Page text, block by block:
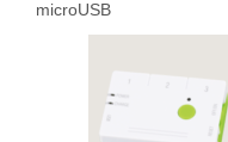
microUSB